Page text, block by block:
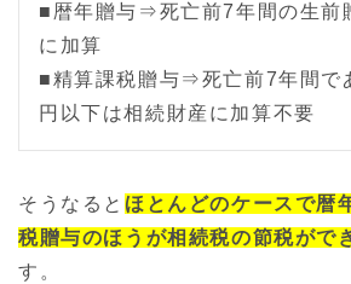
■暦年贈与⇒死亡前7年間の生前
に加算
■精算課税贈与⇒死亡前7年間で
円以下は相続財産に加算不要
そうなると ほとんどのケースで暦
税贈与のほうが相続税の節税がで
す。